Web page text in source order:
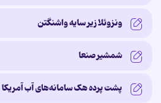
ونزوئلا زیر سایه‌ واشنگتن
شمشیر صنعا
پشت پرده‌ هک سامانه‌های آب آمریکا